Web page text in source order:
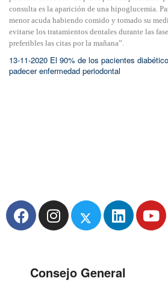
consulta es la aparición de una hipoglucemia.
menor acuda habiendo comido y tomado su
evitarse los tratamientos dentales durante las
preferibles las citas por la mañana”.
13-11-2020 El 90% de los pacientes
padecer enfermedad periodontal
Consejo General